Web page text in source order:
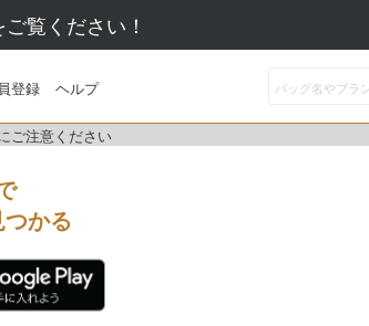
覧ください！
登録 ヘルプ
ご注意ください
かる